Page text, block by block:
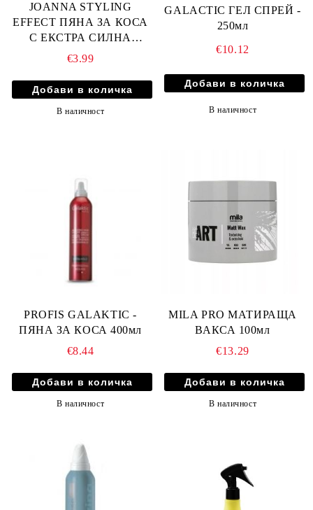
JOANNA STYLING
EFFECT ПЯНА ЗА КОСА
С ЕКСТРА СИЛНА
ФИКСАЦИЯ 250мл
€3.99
В наличност
GALACTIC ГЕЛ СПРЕЙ -
250мл
€10.12
В наличност
PROFIS GALAKTIC -
ПЯНА ЗА КОСА 400мл
€8.44
В наличност
MILA PRO МАТИРАЩА
ВАКСА 100мл
€13.29
В наличност